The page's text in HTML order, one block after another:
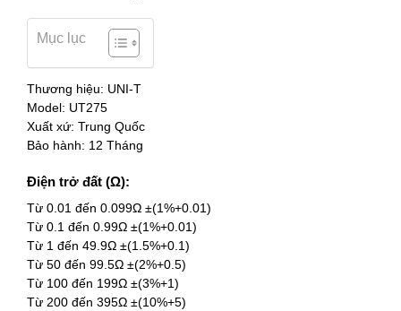
Mục lục
Thương hiệu: UNI-T
Model: UT275
Xuất xứ: Trung Quốc
Bảo hành: 12 Tháng
Điện trở đất (Ω):
Từ 0.01 đến 0.099Ω ±(1%+0.01)
Từ 0.1 đến 0.99Ω ±(1%+0.01)
Từ 1 đến 49.9Ω ±(1.5%+0.1)
Từ 50 đến 99.5Ω ±(2%+0.5)
Từ 100 đến 199Ω ±(3%+1)
Từ 200 đến 395Ω ±(10%+5)